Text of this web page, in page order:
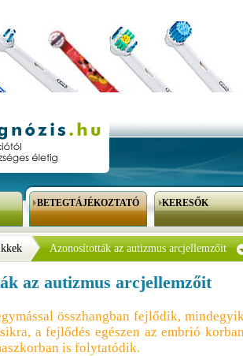
BETEGTÁJÉKOZTATÓ KERESŐK
Azonosították az autizmus arcjellemzőit
az autizmus arcjellemzőit
összhangban fejlődik,
a fejlődés egészen az embrió
is folytatódik.